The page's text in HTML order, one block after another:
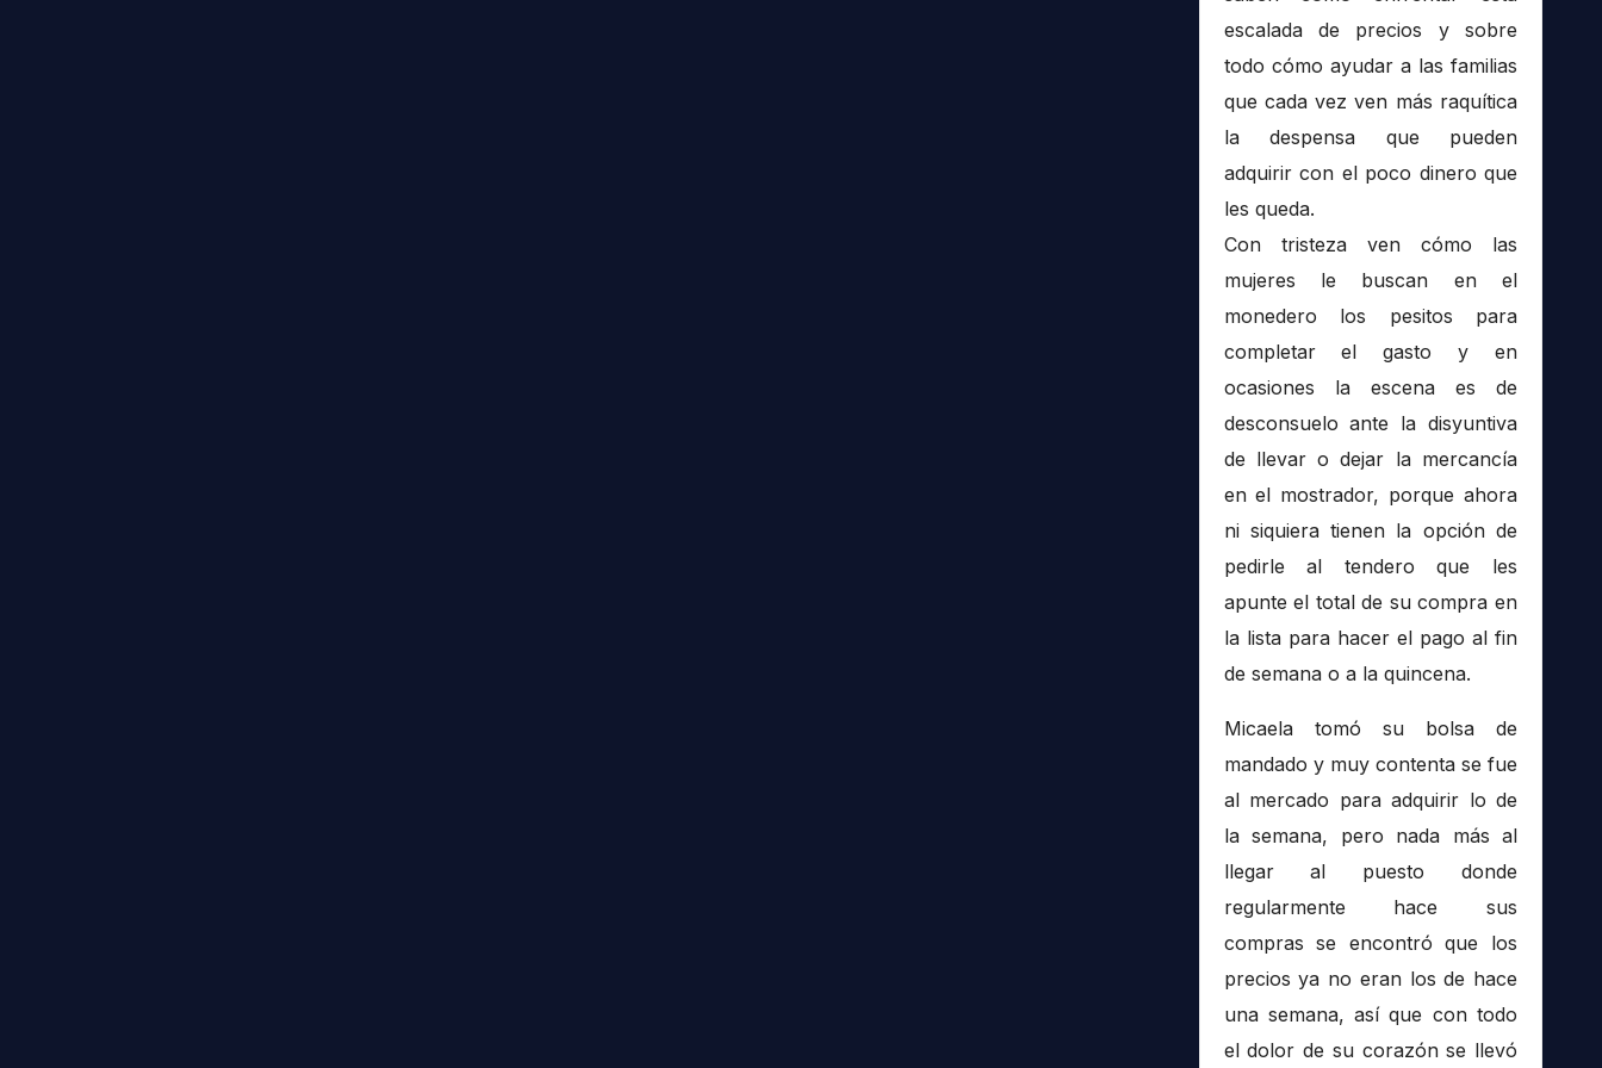
escalada de precios y sobre
todo cómo ayudar a las familias
que cada vez ven más raquítica
la despensa que pueden
adquirir con el poco dinero que
les queda.
Con tristeza ven cómo las
mujeres le buscan en el
monedero los pesitos para
completar el gasto y en
ocasiones la escena es de
desconsuelo ante la disyuntiva
de llevar o dejar la mercancía
en el mostrador, porque ahora
ni siquiera tienen la opción de
pedirle al tendero que les
apunte el total de su compra en
la lista para hacer el pago al fin
de semana o a la quincena.
Micaela tomó su bolsa de
mandado y muy contenta se fue
al mercado para adquirir lo de
la semana, pero nada más al
llegar al puesto donde
regularmente hace sus
compras se encontró que los
precios ya no eran los de hace
una semana, así que con todo
el dolor de su corazón se llevó